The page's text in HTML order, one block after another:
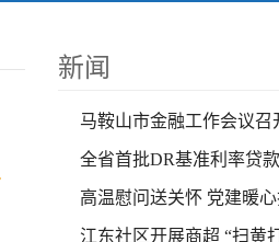
新闻
马鞍山市金融工作会议召
全省首批DR基准利率贷
高温慰问送关怀 党建暖
江东社区开展商超 “扫黄